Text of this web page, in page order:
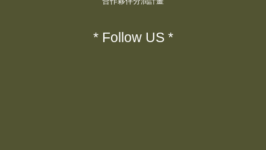
* Follow US *